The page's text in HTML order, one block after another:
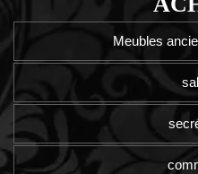
Meubles